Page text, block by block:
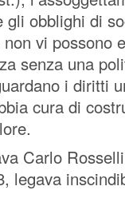
obblighi di
vi possono
senza una
i diritti
cura di
Carlo
legava